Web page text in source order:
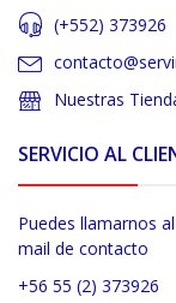
(+552) 373926
Nuestras
SERVICIO AL
Puedes llamarnos
mail de contacto
+56 55 (2) 373926